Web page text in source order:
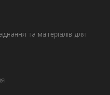
та матеріалів для